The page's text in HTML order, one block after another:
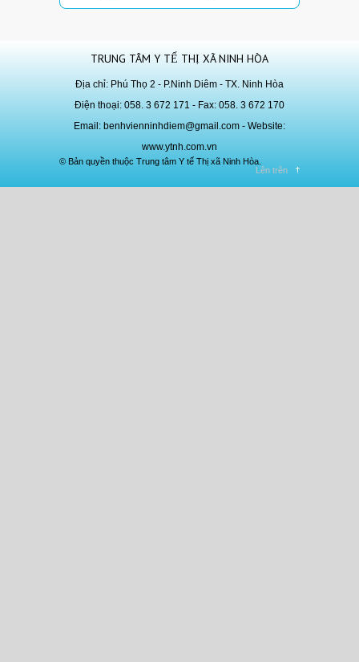
TRUNG TÂM Y TẾ THỊ XÃ NINH HÒA
Địa chỉ: Phú Thọ 2 - P.Ninh Diêm - TX. Ninh Hòa
Điện thoại: 058. 3 672 171 - Fax: 058. 3 672 170
Email: benhvienninhdiem@gmail.com - Website:
www.ytnh.com.vn
© Bản quyền thuộc Trung tâm Y tế Thị xã Ninh Hòa.
Lên trên